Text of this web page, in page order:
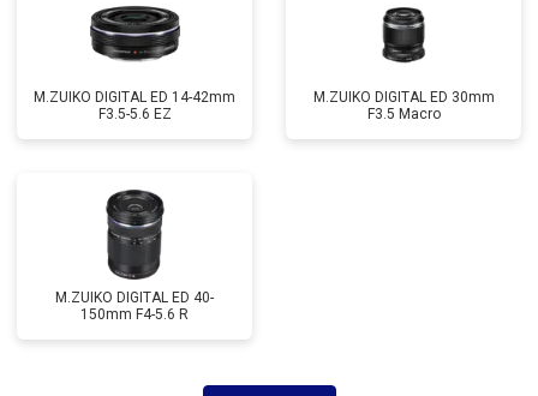
M.ZUIKO DIGITAL ED 14-42mm
F3.5-5.6 EZ
M.ZUIKO DIGITAL ED 30mm
F3.5 Macro
M.ZUIKO DIGITAL ED 40-
150mm F4-5.6 R